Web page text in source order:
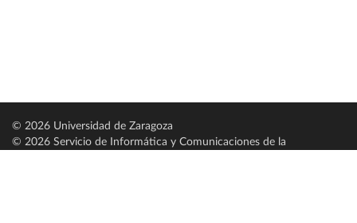
© 2026 Universidad de Zaragoza
© 2026 Servicio de Informática y Comunicaciones de la